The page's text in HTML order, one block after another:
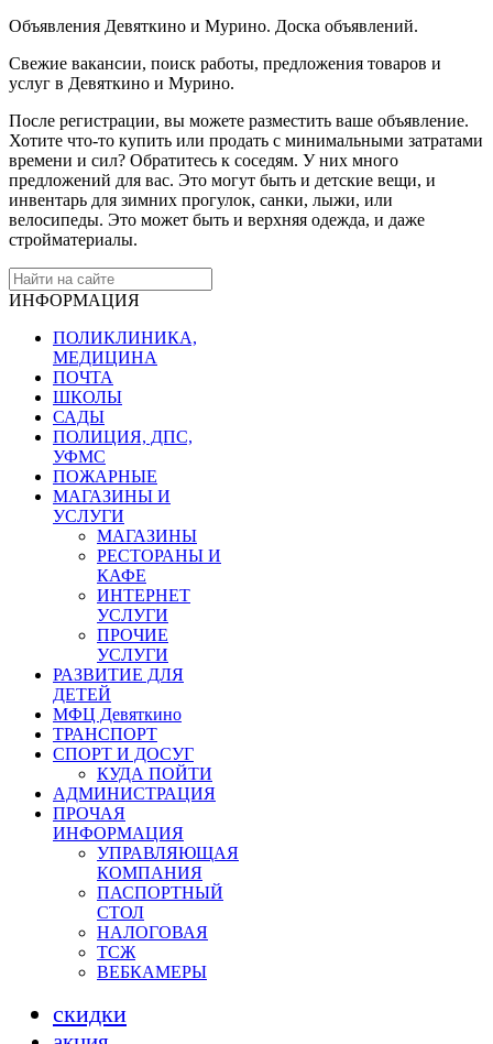
Объявления Девяткино и Мурино. Доска объявлений.
Свежие вакансии, поиск работы, предложения товаров и
услуг в Девяткино и Мурино.
После регистрации, вы можете разместить ваше объявление.
Хотите что-то купить или продать с минимальными затратами
времени и сил? Обратитесь к соседям. У них много
предложений для вас. Это могут быть и детские вещи, и
инвентарь для зимних прогулок, санки, лыжи, или
велосипеды. Это может быть и верхняя одежда, и даже
стройматериалы.
ИНФОРМАЦИЯ
ПОЛИКЛИНИКА,
МЕДИЦИНА
ПОЧТА
ШКОЛЫ
САДЫ
ПОЛИЦИЯ, ДПС,
УФМС
ПОЖАРНЫЕ
МАГАЗИНЫ И
УСЛУГИ
МАГАЗИНЫ
РЕСТОРАНЫ И
КАФЕ
ИНТЕРНЕТ
УСЛУГИ
ПРОЧИЕ
УСЛУГИ
РАЗВИТИЕ ДЛЯ
ДЕТЕЙ
МФЦ Девяткино
ТРАНСПОРТ
СПОРТ И ДОСУГ
КУДА ПОЙТИ
АДМИНИСТРАЦИЯ
ПРОЧАЯ
ИНФОРМАЦИЯ
УПРАВЛЯЮЩАЯ
КОМПАНИЯ
ПАСПОРТНЫЙ
СТОЛ
НАЛОГОВАЯ
ТСЖ
ВЕБКАМЕРЫ
скидки